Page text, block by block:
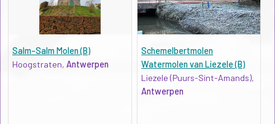
Salm-Salm Molen (B)
Hoogstraten, Antwerpen
Schemelbertmolen
Watermolen van Liezele (B)
Liezele (Puurs-Sint-Amands),
Antwerpen